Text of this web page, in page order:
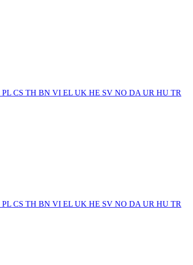
PL CS TH BN VI EL UK HE SV NO DA UR HU TR
PL CS TH BN VI EL UK HE SV NO DA UR HU TR